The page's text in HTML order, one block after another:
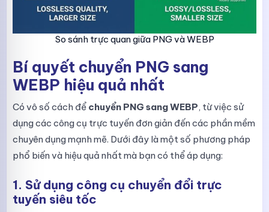
So sánh trực quan giữa PNG và WEBP
Bí quyết chuyển PNG sang
WEBP hiệu quả nhất
Có vô số cách để chuyển PNG sang WEBP, từ việc sử
dụng các công cụ trực tuyến đơn giản đến các phần mềm
chuyên dụng mạnh mẽ. Dưới đây là một số phương pháp
phổ biến và hiệu quả nhất mà bạn có thể áp dụng:
1. Sử dụng công cụ chuyển đổi trực
tuyến siêu tốc